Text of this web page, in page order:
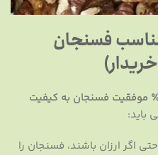
فسنجان
موفقیت فسنجان به کیفیت
باید:
اگر ارزان باشند، فسنجان را